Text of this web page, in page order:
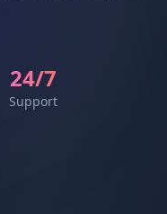
24/7
Support